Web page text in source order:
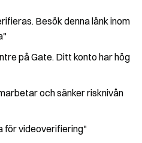
Besök denna länk inom
på Gate. Ditt konto har hög
och sänker risknivån
för videoverifiering"